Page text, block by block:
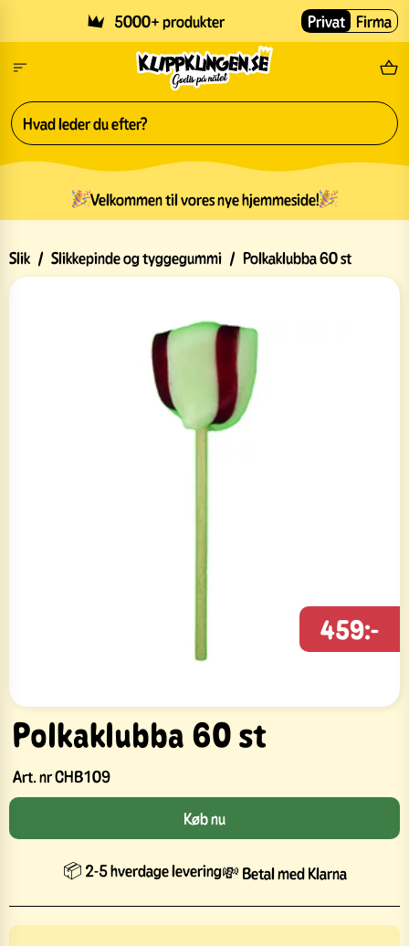
5000+ produkter Privat Firma
Velkommen til vores nye hjemmeside!
Slik / Slikkepinde og tyggegummi / Polkaklubba 60 st
Polkaklubba 60 st
Art. nrCHB109
459:-
Køb nu
📦 2-5 hverdage levering💸 Betal med Klarna